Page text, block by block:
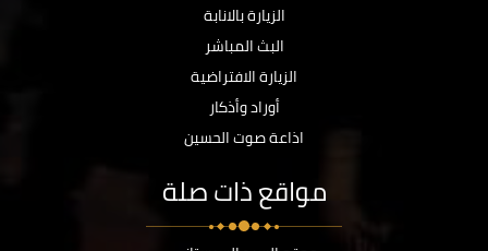
الزيارة بالانابة
البث المباشر
الزيارة الافتراضية
أوراد وأذكار
اذاعة صوت الحسين
مواقع ذات صلة